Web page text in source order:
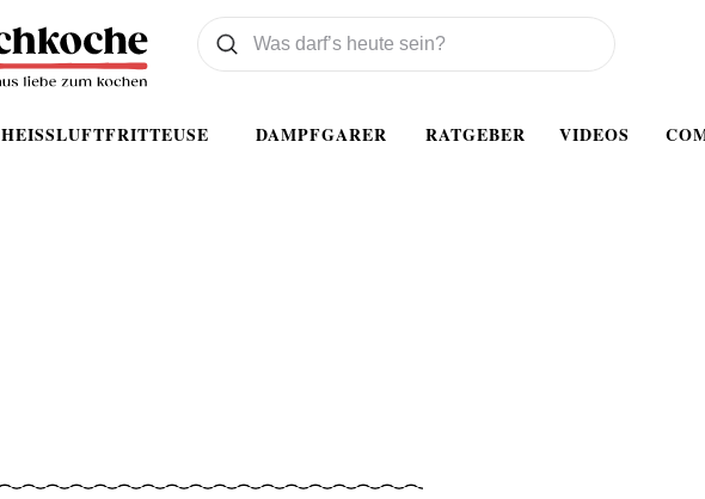
HEISSLUFTFRITTEUSE DAMPFGARER RATGEBER VIDEOS
Was wollen Sie suchen
Suchen